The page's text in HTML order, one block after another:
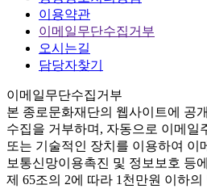
이용약관
이메일무단수집거부
오시는길
담당자찾기
이메일무단수집거부
본 종로문화재단의 웹사이트에 공
수집을 거부하며, 자동으로 이메일
또는 기술적인 장치를 이용하여 이
보통신망이용촉진 및 정보보호 등
제 65조의 2에 따라 1천만원 이하의